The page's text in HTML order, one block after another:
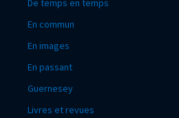
De temps en temps
En commun
En images
En passant
Guernesey
Livres et revues